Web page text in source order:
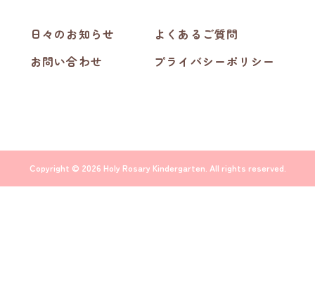
日々のお知らせ
よくあるご質問
お問い合わせ
プライバシーポリシー
Copyright © 2026 Holy Rosary Kindergarten. All rights reserved.